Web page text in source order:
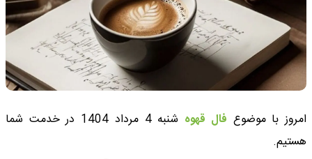
امروز با موضوع فال قهوه
شنبه 4 مرداد 1404 در خدمت شما
هستیم.